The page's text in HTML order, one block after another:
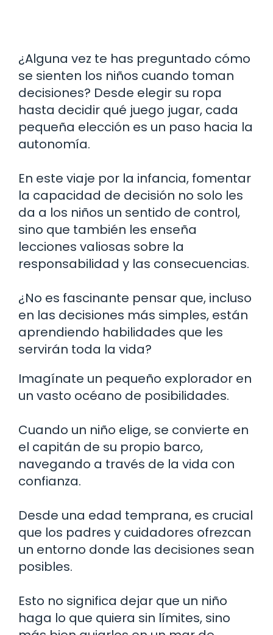
¿Alguna vez te has preguntado cómo
se sienten los niños cuando toman
decisiones? Desde elegir su ropa
hasta decidir qué juego jugar, cada
pequeña elección es un paso hacia la
autonomía.
En este viaje por la infancia, fomentar
la capacidad de decisión no solo les
da a los niños un sentido de control,
sino que también les enseña
lecciones valiosas sobre la
responsabilidad y las consecuencias.
¿No es fascinante pensar que, incluso
en las decisiones más simples, están
aprendiendo habilidades que les
servirán toda la vida?
Imagínate un pequeño explorador en
un vasto océano de posibilidades.
Cuando un niño elige, se convierte en
el capitán de su propio barco,
navegando a través de la vida con
confianza.
Desde una edad temprana, es crucial
que los padres y cuidadores ofrezcan
un entorno donde las decisiones sean
posibles.
Esto no significa dejar que un niño
haga lo que quiera sin límites, sino